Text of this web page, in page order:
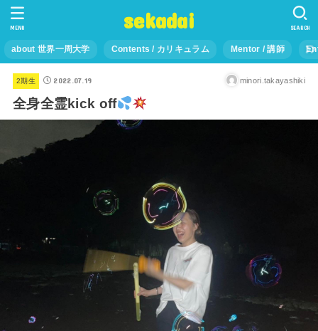
sekadai
about 世界一周大学 Contents / カリキュラム Mentor / 講師
SEARCH
MENU
2期生 2022.07.19 minori.takayashiki
全身全霊kick off